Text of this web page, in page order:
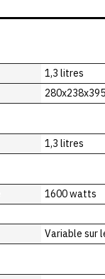
1,3 litres
1,3 litres
1600 watts
Variable sur